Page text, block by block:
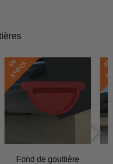
E
N
S
T
O
C
K
Fond de gouttière
E
N
S
T
O
C